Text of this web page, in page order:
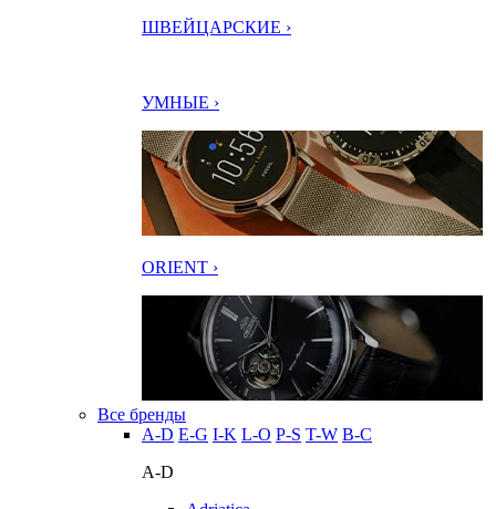
ШВЕЙЦАРСКИЕ ›
УМНЫЕ ›
ORIENT ›
Все бренды
A-D E-G I-K L-O P-S T-W В-С
A-D